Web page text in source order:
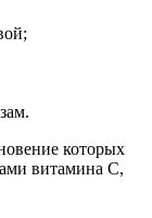
которых
витамина С,